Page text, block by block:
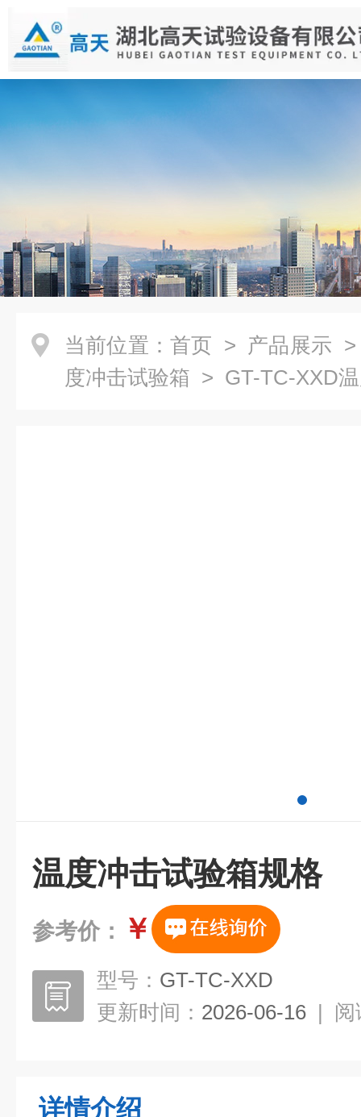
当前位置： 首页 > 产品展示
度冲击试验箱 > GT-TC-XXD
温度冲击试验箱规格
参考价： ￥
型号： GT-TC-XXD
更新时间： 2026-06-16 | 阅
详情介绍